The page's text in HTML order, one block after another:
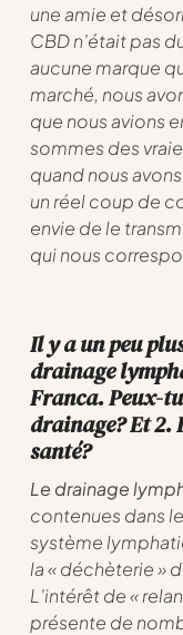
une amie et
CBD n’était pas
aucune marque
marché, nous
que nous avions
sommes des
quand nous
un réel coup de
envie de le
qui nous
Il y a un peu
drainage
Franca. Peux-
drainage? Et 2.
santé?
Le drainage
contenues dans
système
la « déchèterie »
L’intérêt de «
présente de